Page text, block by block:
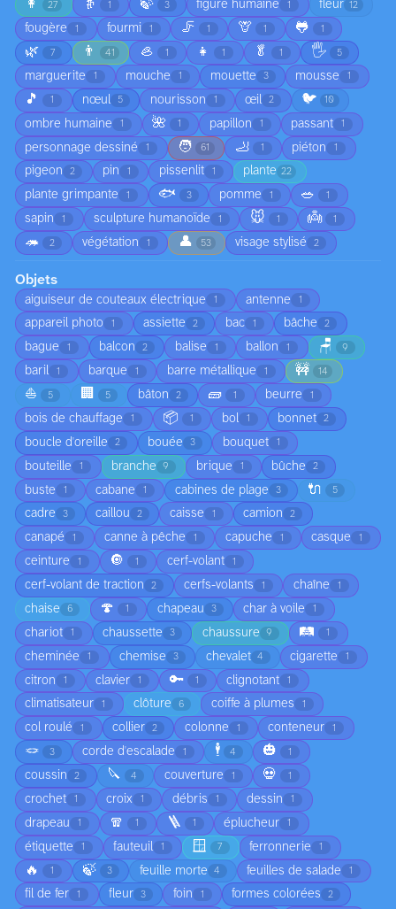
👩 27 👵 1 🍃 3 figure humaine 1 fleur 12
fougère 1 fourmi 1 🦵 1 🦒 1 🐸 1
🌿 7 👨 41 🦪 1 👧 1 🥬 1 🖐️ 5
marguerite 1 mouche 1 mouette 3 mousse 1
🎵 1 nœul 5 nourisson 1 œil 2 🐦 10
ombre humaine 1 🌺 1 papillon 1 passant 1
personnage dessiné 1 🧑 61 🦶 1 piéton 1
pigeon 2 pin 1 pissenlit 1 plante 22
plante grimpante 1 🐟 3 pomme 1 🥗 1
sapin 1 sculpture humanoïde 1 🐭 1 👼 1
🦔 2 végétation 1 👤 53 visage stylisé 2
Objets
aiguiseur de couteaux électrique 1 antenne 1
appareil photo 1 assiette 2 bac 1 bâche 2
bague 1 balcon 2 balise 1 ballon 1 🪑 9
baril 1 barque 1 barre métallique 1 🚧 14
⛵ 5 🏢 5 bâton 2 🧱 1 beurre 1
bois de chauffage 1 📦 1 bol 1 bonnet 2
boucle d'oreille 2 bouée 3 bouquet 1
bouteille 1 branche 9 brique 1 bûche 2
buste 1 cabane 1 cabines de plage 3 🔌 5
cadre 3 caillou 2 caisse 1 camion 2
canapé 1 canne à pêche 1 capuche 1 casque 1
ceinture 1 🔘 1 cerf-volant 1
cerf-volant de traction 2 cerfs-volants 1 chaîne 1
chaise 6 🍄 1 chapeau 3 char à voile 1
chariot 1 chaussette 3 chaussure 9 🛤️ 1
cheminée 1 chemise 3 chevalet 4 cigarette 1
citron 1 clavier 1 🔑 1 clignotant 1
climatisateur 1 clôture 6 coiffe à plumes 1
col roulé 1 collier 2 colonne 1 conteneur 1
🪢 3 corde d'escalade 1 🕴️ 4 🎃 1
coussin 2 🔪 4 couverture 1 💀 1
crochet 1 croix 1 débris 1 dessin 1
drapeau 1 🧣 1 🪜 1 éplucheur 1
étiquette 1 fauteuil 1 🪟 7 ferronnerie 1
🔥 1 🍃 3 feuille morte 4 feuilles de salade 1
fil de fer 1 fleur 3 foin 1 formes colorées 2